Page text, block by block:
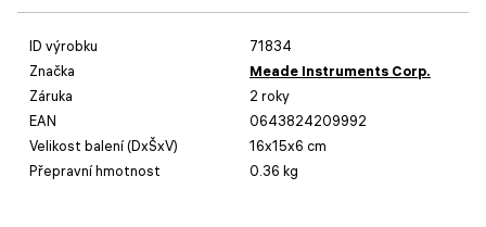
ID výrobku
71834
Značka
Meade Instruments Corp.
Záruka
2 roky
EAN
0643824209992
Velikost balení (DxŠxV)
16x15x6 cm
Přepravní hmotnost
0.36 kg